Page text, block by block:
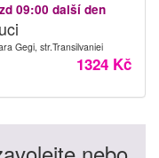
09:00 další den
Gegi, str.Transilvaniei
1324 Kč